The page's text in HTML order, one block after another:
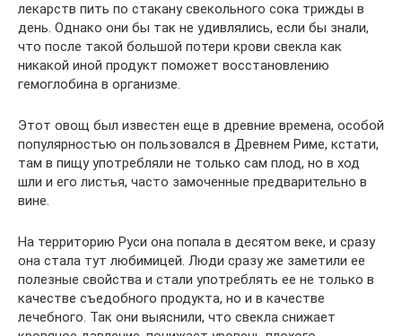
лекарств пить по стакану свекольного сока трижды в
день. Однако они бы так не удивлялись, если бы знали,
что после такой большой потери крови свекла как
никакой иной продукт поможет восстановлению
гемоглобина в организме.
Этот овощ был известен еще в древние времена, особой
популярностью он пользовался в Древнем Риме, кстати,
там в пищу употребляли не только сам плод, но в ход
шли и его листья, часто замоченные предварительно в
вине.
На территорию Руси она попала в десятом веке, и сразу
она стала тут любимицей. Люди сразу же заметили ее
полезные свойства и стали употреблять ее не только в
качестве съедобного продукта, но и в качестве
лечебного. Так они выяснили, что свекла снижает